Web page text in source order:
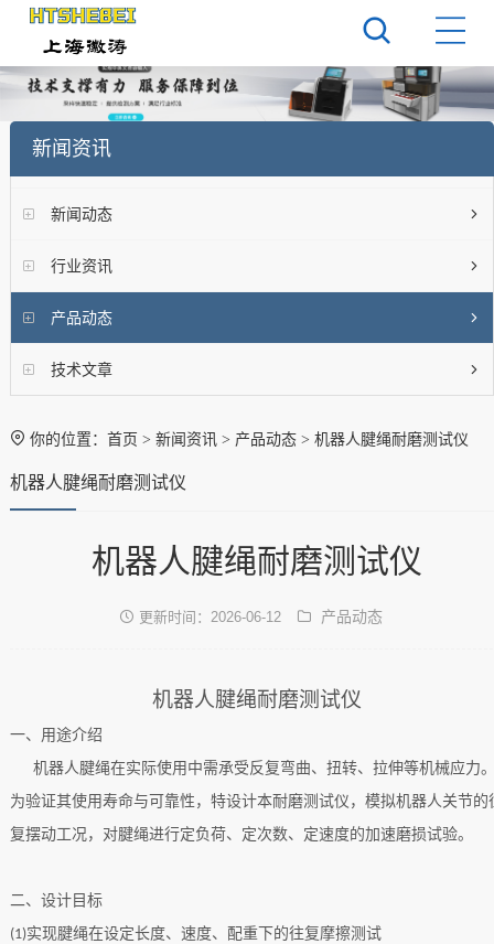
新闻资讯
新闻动态
行业资讯
产品动态
技术文章
你的位置： 首页 > 新闻资讯 > 产品动态 > 机器人腱绳耐磨测试仪
机器人腱绳耐磨测试仪
机器人腱绳耐磨测试仪
更新时间：2026-06-12 产品动态
机器人腱绳耐磨测试仪
一、 用途介绍
机器人腱绳在实际使用中需承受反复弯曲、扭转、拉伸等机械应力
为验证其使用寿命与可靠性，特设计本耐磨测试仪，模拟机器人关节的
复摆动工况，对腱绳进行定负荷、定次数、定速度的加速磨损试验。
二、设计目标
(1)实现腱绳在设定长度、速度、配重下的往复摩擦测试